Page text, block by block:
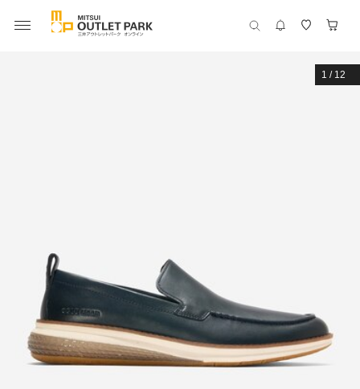
1 / 12